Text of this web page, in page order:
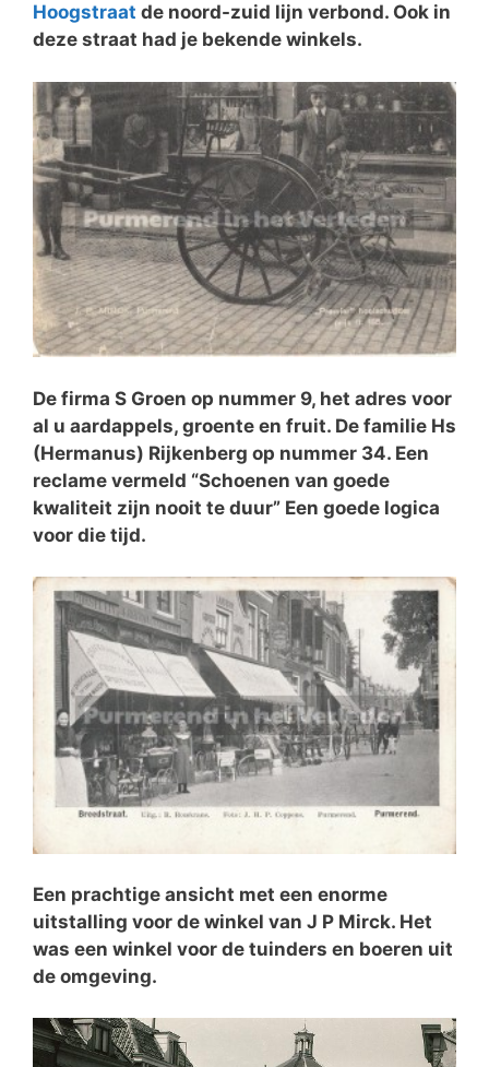
Hoogstraat de noord-zuid lijn verbond. Ook in
deze straat had je bekende winkels.
De firma S Groen op nummer 9, het adres voor
al u aardappels, groente en fruit. De familie Hs
(Hermanus) Rijkenberg op nummer 34. Een
reclame vermeld “Schoenen van goede
kwaliteit zijn nooit te duur” Een goede logica
voor die tijd.
Een prachtige ansicht met een enorme
uitstalling voor de winkel van J P Mirck. Het
was een winkel voor de tuinders en boeren uit
de omgeving.